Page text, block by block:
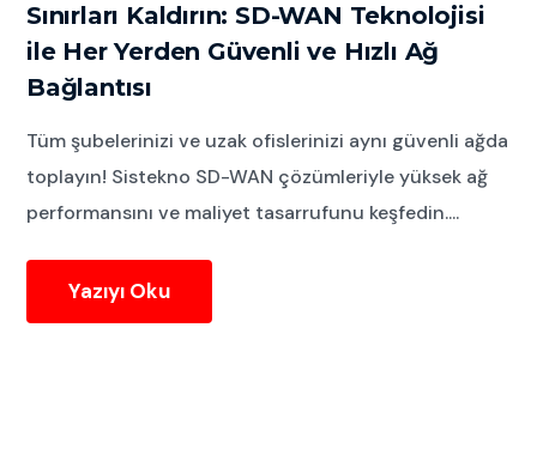
Sınırları Kaldırın: SD-WAN Teknolojisi
ile Her Yerden Güvenli ve Hızlı Ağ
Bağlantısı
Tüm şubelerinizi ve uzak ofislerinizi aynı güvenli ağda
toplayın! Sistekno SD-WAN çözümleriyle yüksek ağ
performansını ve maliyet tasarrufunu keşfedin....
Yazıyı Oku